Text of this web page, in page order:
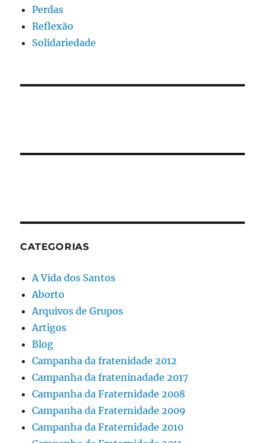
Perdas
Reflexão
Solidariedade
CATEGORIAS
A Vida dos Santos
Aborto
Arquivos de Grupos
Artigos
Blog
Campanha da fratenidade 2012
Campanha da frateninadade 2017
Campanha da Fraternidade 2008
Campanha da Fraternidade 2009
Campanha da Fraternidade 2010